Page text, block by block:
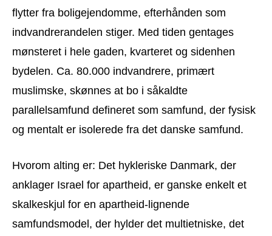
flytter fra boligejendomme, efterhånden som
indvandrerandelen stiger. Med tiden gentages
mønsteret i hele gaden, kvarteret og sidenhen
bydelen. Ca. 80.000 indvandrere, primært
muslimske, skønnes at bo i såkaldte
parallelsamfund defineret som samfund, der fysisk
og mentalt er isolerede fra det danske samfund.
Hvorom alting er: Det hykleriske Danmark, der
anklager Israel for apartheid, er ganske enkelt et
skalkeskjul for en apartheid-lignende
samfundsmodel, der hylder det multietniske, det